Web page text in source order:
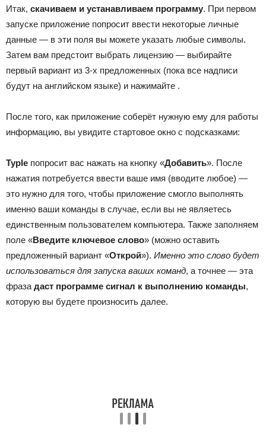
Итак, скачиваем и устанавливаем программу. При первом
запуске приложение попросит ввести некоторые личные
данные — в эти поля вы можете указать любые символы.
Затем вам предстоит выбрать лицензию — выбирайте
первый вариант из 3-х предложенных (пока все надписи
будут на английском языке) и нажимайте .
После того, как приложение соберёт нужную ему для работы
информацию, вы увидите стартовое окно с подсказками:
Typle попросит вас нажать на кнопку «Добавить». После
нажатия потребуется ввести ваше имя (вводите любое) —
это нужно для того, чтобы приложение смогло выполнять
именно ваши команды в случае, если вы не являетесь
единственным пользователем компьютера. Также заполняем
поле «Введите ключевое слово» (можно оставить
предложенный вариант «Открой»). Именно это слово будет
использоваться для запуска ваших команд, а точнее — эта
фраза даст программе сигнал к выполнению команды,
которую вы будете произносить далее.